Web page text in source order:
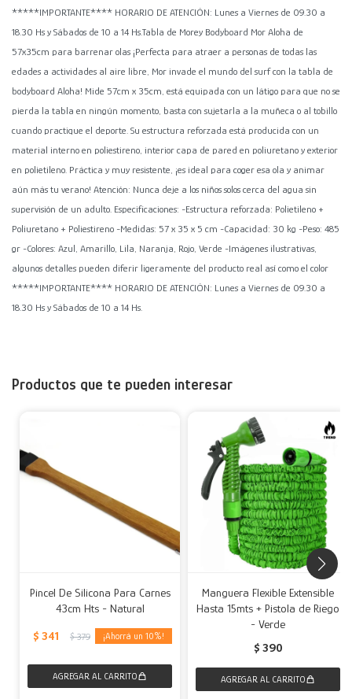
*****IMPORTANTE**** HORARIO DE ATENCIÓN: Lunes a Viernes de 09.30 a
18.30 Hs y Sábados de 10 a 14 Hs.Tabla de Morey Bodyboard Mor Aloha de
57x35cm para barrenar olas ¡Perfecta para atraer a personas de todas las
edades a actividades al aire libre, Mor invade el mundo del surf con la tabla de
bodyboard Aloha! Mide 57cm x 35cm, está equipada con un látigo para que no se
pierda la tabla en ningún momento, basta con sujetarla a la muñeca o al tobillo
cuando practique el deporte. Su estructura reforzada está producida con un
material interno en poliestireno, interior capa de pared en poliuretano y exterior
en polietileno. Práctica y muy resistente, ¡es ideal para coger esa ola y animar
aún más tu verano! Atención: Nunca deje a los niños solos cerca del agua sin
supervisión de un adulto. Especificaciones: -Estructura reforzada: Polietileno +
Poliuretano + Poliestireno -Medidas: 57 x 35 x 5 cm -Capacidad: 30 kg -Peso: 485
gr -Colores: Azul, Amarillo, Lila, Naranja, Rojo, Verde -Imágenes ilustrativas,
algunos detalles pueden diferir ligeramente del producto real así como el color
*****IMPORTANTE**** HORARIO DE ATENCIÓN: Lunes a Viernes de 09.30 a
18.30 Hs y Sábados de 10 a 14 Hs.
Productos que te pueden interesar
Pincel De Silicona Para Carnes
43cm Hts - Natural
$ 341 $ 379 10
Manguera Flexible Extensible
Hasta 15mts + Pistola de Riego
- Verde
$ 390